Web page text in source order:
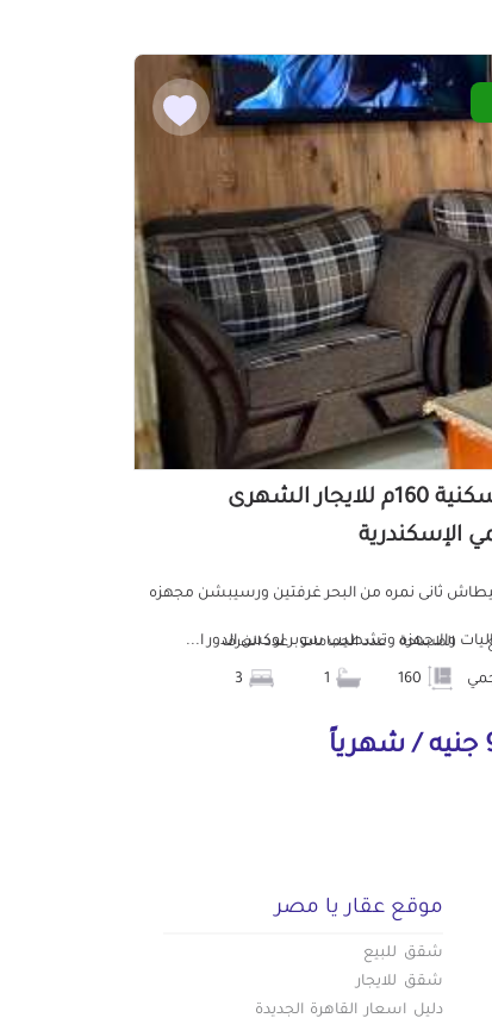
شقة سكنية 160م للايجار الشهرى
الإسكندرية
ثانى نمره من البحر غرفتين ورسيبشن مجهزه
والاجهزه وتشطيب سوبر لوكس الدور ا...
المساحة عدد الحمامات عدد الغرف
موقع عقار يا مصر
شقق للبيع
شقق للايجار
دليل اسعار القاهرة الجديدة